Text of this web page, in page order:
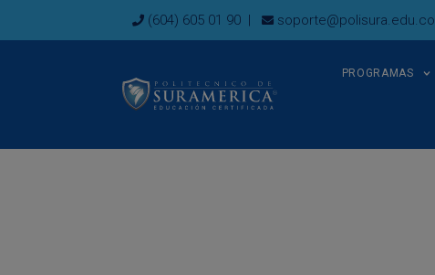
(604) 605 01 90 | soporte@polisura.edu.co
PROGRAMAS